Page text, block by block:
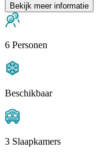
Bekijk meer informatie
6 Personen
Beschikbaar
3 Slaapkamers